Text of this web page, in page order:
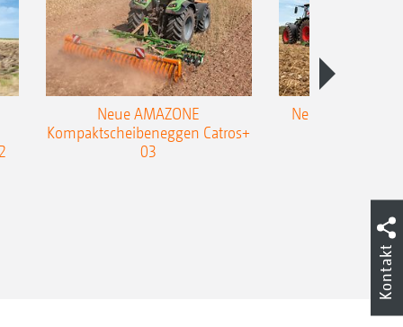
Neue AMAZONE
Kompaktscheibeneggen Catros+
03
Neuer
Kontakt